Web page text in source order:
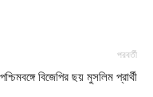
পরবর্তী
পশ্চিমবঙ্গে বিজেপির ছয় মুসলিম প্রার্থী